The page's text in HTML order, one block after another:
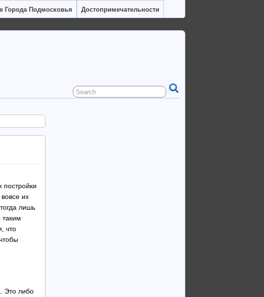
Города Подмосковья Достопримечательности
постройки
их
лишь
что
Это либо